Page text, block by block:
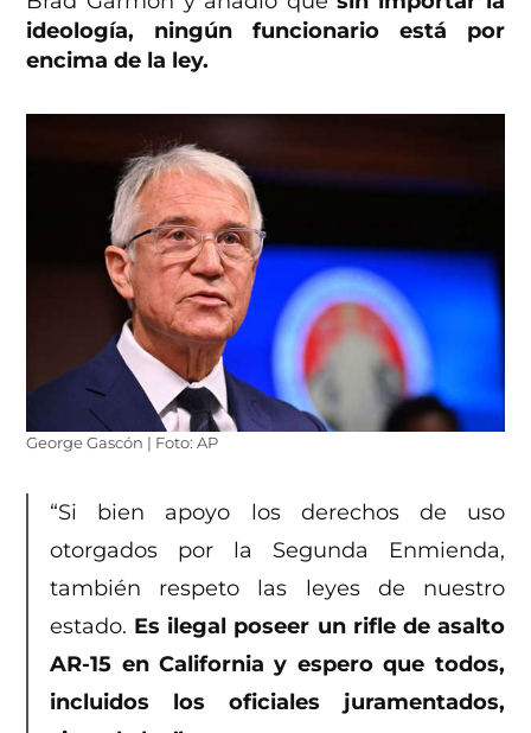
ideología, ningún funcionario está por
encima de la ley.
George Gascón | Foto: AP
“Si bien apoyo los derechos de uso
otorgados por la Segunda Enmienda,
también respeto las leyes de nuestro
estado. Es ilegal poseer un rifle de asalto
AR-15 en California y espero que todos,
incluidos los oficiales juramentados,